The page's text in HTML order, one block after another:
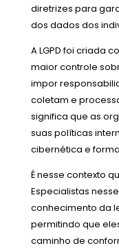
diretrizes para
dos dados dos
A LGPD foi criada
maior controle
impor
coletam e
significa que as
suas políticas
cibernética e
É nesse contexto
Especialistas
conhecimento da
permitindo que
caminho de